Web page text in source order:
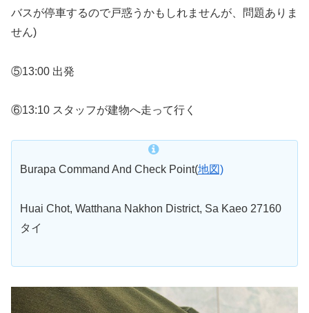
バスが停車するので戸惑うかもしれませんが、問題ありま
せん)
⑤13:00 出発
⑥13:10 スタッフが建物へ走って行く
Burapa Command And Check Point(地図)
Huai Chot, Watthana Nakhon District, Sa Kaeo 27160
タイ